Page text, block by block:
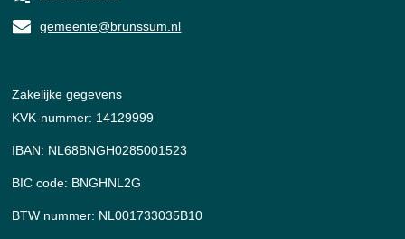
gemeente@brunssum.nl
Zakelijke gegevens
KVK-nummer: 14129999
IBAN: NL68BNGH0285001523
BIC code: BNGHNL2G
BTW nummer: NL001733035B10